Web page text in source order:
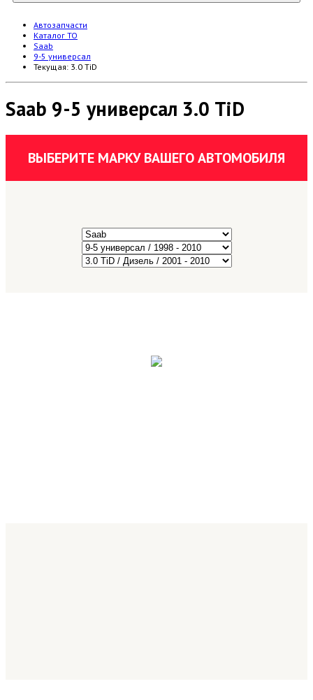
Автозапчасти
Каталог ТО
Saab
9-5 универсал
Текущая: 3.0 TiD
Saab 9-5 универсал 3.0 TiD
ВЫБЕРИТЕ МАРКУ ВАШЕГО АВТОМОБИЛЯ